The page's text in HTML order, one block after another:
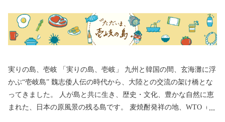
実りの島、壱岐 「実りの島、壱岐」 九州と韓国の間、玄海灘に浮
かぶ“壱岐島” 魏志倭人伝の時代から、大陸との交流の架け橋とな
ってきました。 人が島と共に生き、歴史・文化、豊かな自然に恵
まれた、日本の原風景の残る島です。 麦焼酎発祥の地、WTO（世